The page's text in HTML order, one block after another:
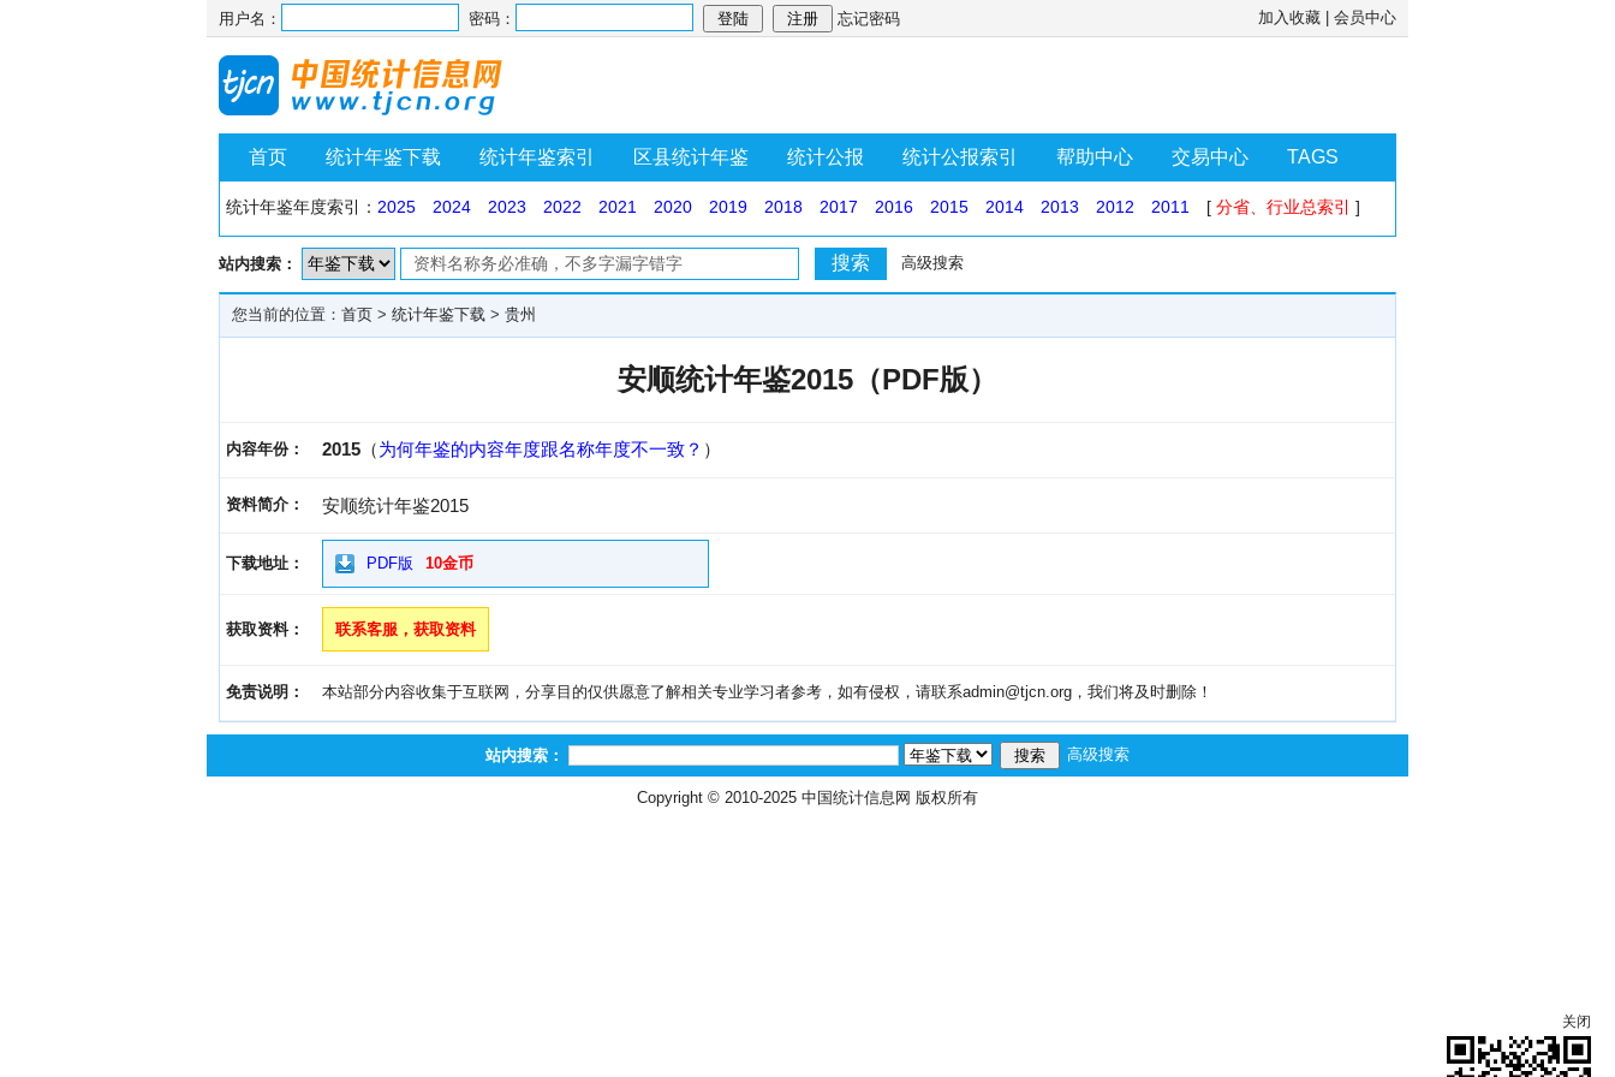
用户名： 密码： 忘记密码 加入收藏 会员中心
首页 统计年鉴下载 统计年鉴索引 区县统计年鉴 统计公报 统计公报索引 帮助中心 交易中心 TAGS
统计年鉴年度索引： 2025 2024 2023 2022 2021 2020 2019 2018 2017 2016 2015 2014 2013 2012 2011 [ 分省、行业总索引 ]
站内搜索： 高级搜索
您当前的位置： 首页 > 统计年鉴下载 > 贵州
安顺统计年鉴2015（PDF版）
内容年份： 2015 （为何年鉴的内容年度跟名称年度不一致？ ）
资料简介： 安顺统计年鉴2015
下载地址： PDF版 10金币
获取资料： 联系客服，获取资料
免责说明： 本站部分内容收集于互联网，分享目的仅供愿意了解相关专业学习者参考，如有侵权，请联系admin@tjcn.org，我们将及时删除！
站内搜索： 高级搜索
Copyright © 2010-2025 中国统计信息网 版权所有
关闭